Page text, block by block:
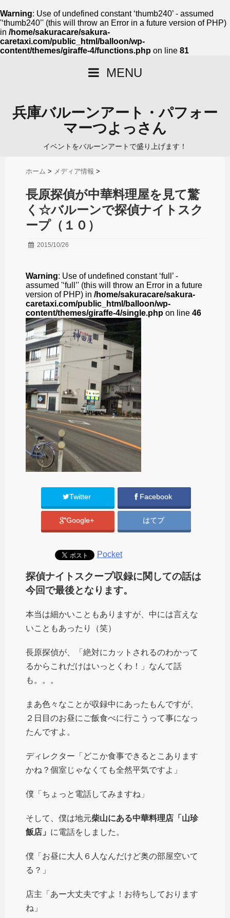
Warning: Use of undefined constant ‘thumb240’ - assumed
'‘thumb240’' (this will throw an Error in a future version of PHP)
in /home/sakuracare/sakura-
caretaxi.com/public_html/balloon/wp-
content/themes/giraffe-4/functions.php on line 81
MENU
兵庫バルーンアート・パフォー
マーつよっさん
イベントをバルーンアートで盛り上げます！
ホーム > メディア情報 >
長原探偵が中華料理屋を見て驚
く☆バルーンで探偵ナイトスク
ープ（１０）
2015/10/26
Warning: Use of undefined constant ‘full’ -
assumed '‘full’' (this will throw an Error in a future
version of PHP) in /home/sakuracare/sakura-
caretaxi.com/public_html/balloon/wp-
content/themes/giraffe-4/single.php on line 46
Twitter Facebook
Google+ はてブ
Pocket
探偵ナイトスクープ収録に関しての話は
今回で最後となります。
本当は細かいこともありますが、中には言えな
いこともあったり（笑）
長原探偵が、「絶対にカットされるのわかって
るからこれだけはいっとくわ！」なんて話
も。。。
まあ色々なことが収録中にあったもんですが、
２日目のお昼にご飯食べに行こうって事になっ
たんですよ。
ディレクター「どこか食事できるとこあります
かね？個室じゃなくても全然平気ですよ」
僕「ちょっと電話してみますね」
そして、僕は地元柴山にある中華料理店「山珍
飯店」 に電話をしました。
僕「お昼に大人６人なんだけど奥の部屋空いて
る？」
店主「あー大丈夫ですよ！お待ちしております
ね」